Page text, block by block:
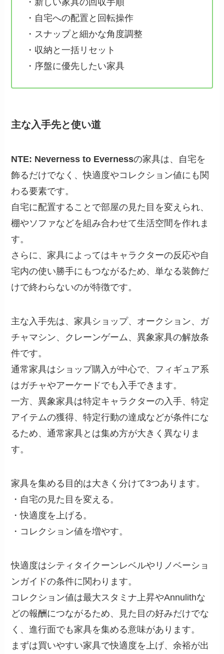
・自宅への配置と回転操作
・スナップと細かな角度調整
・収納と一括リセット
・序盤に優先したい家具
主な入手先と使い道
NTE: Neverness to Evernessの家具は、自宅を
飾るだけでなく、快適度やコレクション値にも関
わる要素です。
自宅に配置することで部屋の見た目を変えられ、
棚やソファなどを組み合わせて生活空間を作れま
す。
さらに、家具によってはキャラクターの反応や自
宅内の使い勝手にもつながるため、単なる装飾だ
けで終わらないのが特徴です。
主な入手先は、家具ショップ、オークション、ガ
チャマシン、クレーンゲーム、異象家具の解放条
件です。
通常家具はショップ購入が中心で、フィギュア系
はガチャやアーケードでも入手できます。
一方、異象家具は特定キャラクターの入手、特定
アイテムの獲得、特定行動の達成などが条件にな
るため、通常家具とは集め方が大きく異なりま
す。
家具を集める目的は大きく分けて3つあります。
・自宅の見た目を変える。
・快適度を上げる。
・コレクション値を増やす。
快適度はシティタイクーンレベルやリノベーショ
ンガイドの条件に関わります。
コレクション値は最大スタミナ上昇やAnnulithな
どの報酬につながるため、見た目の好みだけでな
く、進行面でも家具を集める意味があります。
まずは買いやすい家具で快適度を上げ、余裕が出